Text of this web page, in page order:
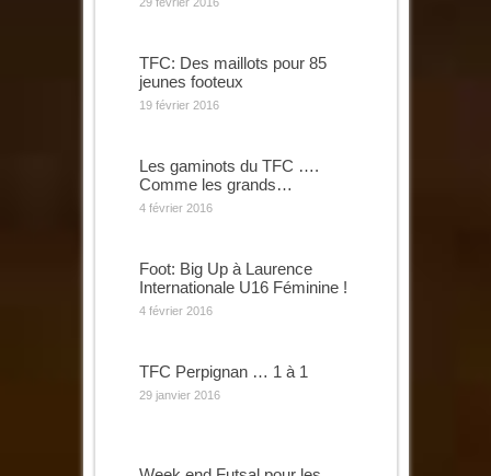
TFC: Des maillots pour 85
jeunes footeux
19 février 2016
Les gaminots du TFC ….
Comme les grands…
4 février 2016
Foot: Big Up à Laurence
Internationale U16 Féminine !
4 février 2016
TFC Perpignan … 1 à 1
29 janvier 2016